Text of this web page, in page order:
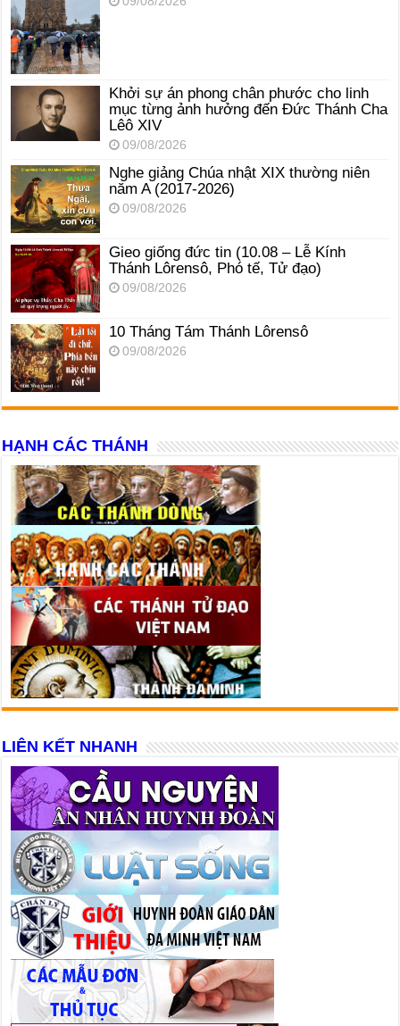
Khởi sự án phong chân phước cho linh
mục từng ảnh hưởng đến Đức Thánh Cha
Lêô XIV
09/08/2026
Nghe giảng Chúa nhật XIX thường niên
năm A (2017-2026)
09/08/2026
Gieo giống đức tin (10.08 – Lễ Kính
Thánh Lôrensô, Phó tế, Tử đạo)
09/08/2026
10 Tháng Tám Thánh Lôrensô
09/08/2026
HẠNH CÁC THÁNH
LIÊN KẾT NHANH